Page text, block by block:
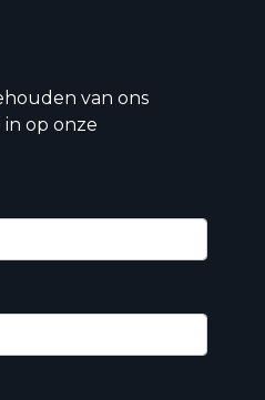
van ons
in op onze